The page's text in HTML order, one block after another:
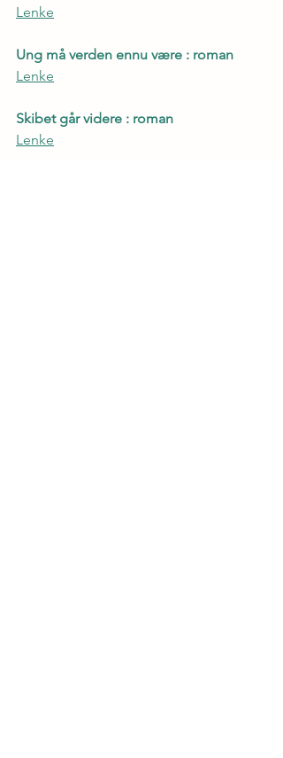
Lenke
Ung må verden ennu være : roman
Lenke
Skibet går videre : roman
Lenke